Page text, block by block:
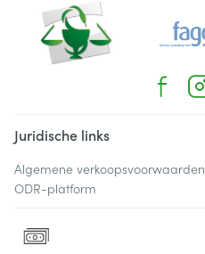
Juridische links
Algemene verkoopsvoorwaarden
ODR-platform